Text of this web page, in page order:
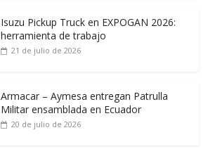
Isuzu Pickup Truck en EXPOGAN 2026:
herramienta de trabajo
21 de julio de 2026
Armacar – Aymesa entregan Patrulla
Militar ensamblada en Ecuador
20 de julio de 2026